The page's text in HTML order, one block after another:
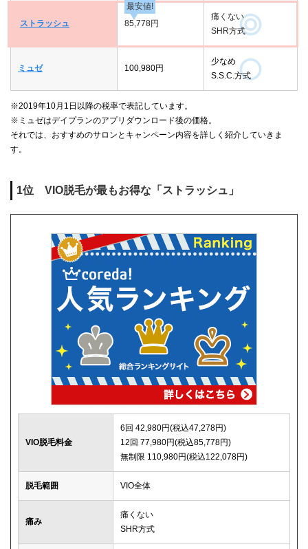
ストラッシュ
最安値!
85,778円
痛くない
SHR方式
ミュゼ 100,980円
少なめ
S.S.C.方式
※2019年10月1日以降の税率で表記しています。
※ミュゼはデイプランのアプリダウンロード後の価格。
それでは、おすすめのサロンとキャンペーン内容を詳しく紹介していきま
す。
1位 VIO脱毛が最もお得な「ストラッシュ」
VIO脱毛料金
6回 42,980円(税込47,278円)
12回 77,980円(税込85,778円)
無制限 110,980円(税込122,078円)
脱毛範囲 VIO全体
痛み
痛くない
SHR方式